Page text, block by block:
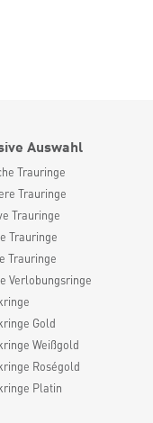
Auswahl
Trauringe
Trauringe
Trauringe
Trauringe
Trauringe
Verlobungsringe
Gold
Weißgold
Roségold
Platin